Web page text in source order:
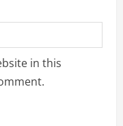
in this